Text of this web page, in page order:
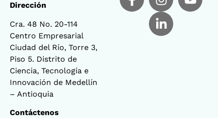
Dirección
Cra. 48 No. 20-114
Centro Empresarial
Ciudad del Río, Torre 3,
Piso 5. Distrito de
Ciencia, Tecnología e
Innovación de Medellín
– Antioquia
Contáctenos